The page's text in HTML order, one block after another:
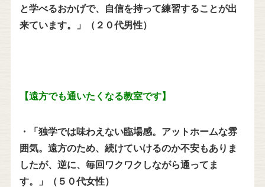
と学べるおかげで、自信を持って練習することが出
来ています。」（２０代男性）
【遠方でも通いたくなる教室です】
・「独学では味わえない臨場感。アットホームな雰
囲気。遠方のため、続けていけるのか不安もありま
したが、逆に、毎回ワクワクしながら通ってま
す。」（５０代女性）